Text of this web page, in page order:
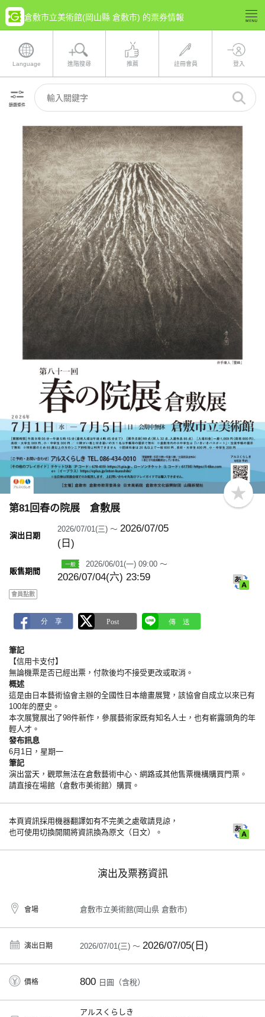
倉敷市立美術館(岡山縣 倉敷市) 的票券情報
Language 進階搜尋 推薦 註冊會員 登入
篩選條件
b
o
第81回春の院展 倉敷展
演出日期
2026/07/01(三) ～ 2026/07/05
(日)
販售期間
2026/06/01(一) 09:00 ～
2026/07/04(六) 23:59
會員點數
筆記
【信用卡支付】
無論機票是否已經出票，付款後均不接受更改或取消。
概述
這是由日本藝術協會主辦的全國性日本繪畫展覽，該協會自成立以來已有
100年的歷史。
本次展覽展出了98件新作，參展藝術家既有知名人士，也有嶄露頭角的年
輕人才。
發布訊息
6月1日，星期一
筆記
演出當天，觀眾無法在倉敷藝術中心、網路或其他售票機構購買門票。
請直接在場館（倉敷市美術館）購買。
本頁資訊採用機器翻譯如有不完美之處敬請見諒，
也可使用切換開關將資訊換為原文（日文）。
演出及票務資訊
會場 倉敷市立美術館(岡山県 倉敷市)
演出日期 2026/07/01(三) ～ 2026/07/05(日)
價格 800 日圓（含稅）
アルスくらしき